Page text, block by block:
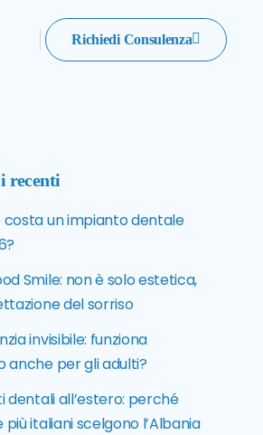
Richiedi Consulenza
recenti
costa un impianto dentale
Smile: non è solo estetica,
del sorriso
invisibile: funziona
anche per gli adulti?
dentali all’estero: perché
italiani scelgono l’Albania